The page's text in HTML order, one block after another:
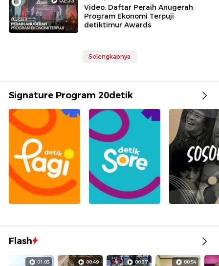
Video: Daftar Peraih Anugerah
Program Ekonomi Terpuji
detiktimur Awards
Selengkapnya
Signature Program 20detik
Flash
01:03 00:49 00:37 00:54